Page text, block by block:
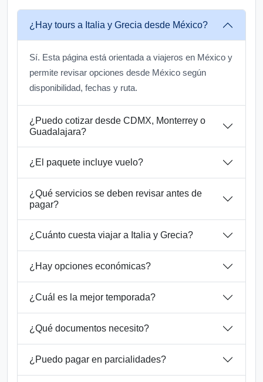
¿Hay tours a Italia y Grecia desde México?
Sí. Esta página está orientada a viajeros en México y
permite revisar opciones desde México según
disponibilidad, fechas y ruta.
¿Puedo cotizar desde CDMX, Monterrey o
Guadalajara?
¿El paquete incluye vuelo?
¿Qué servicios se deben revisar antes de
pagar?
¿Cuánto cuesta viajar a Italia y Grecia?
¿Hay opciones económicas?
¿Cuál es la mejor temporada?
¿Qué documentos necesito?
¿Puedo pagar en parcialidades?